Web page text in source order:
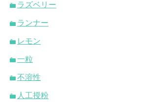
ラズベリー
ランナー
レモン
一粒
不溶性
人工授粉